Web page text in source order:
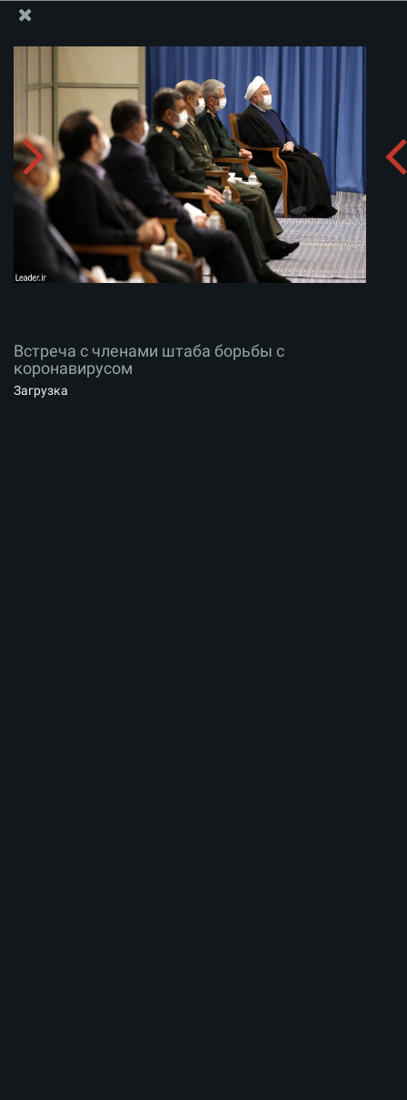
Встреча с членами штаба борьбы с коронавирусом
Скачать альбом: zip
Встреча с членами штаба борьбы с
коронавирусом
Загрузка